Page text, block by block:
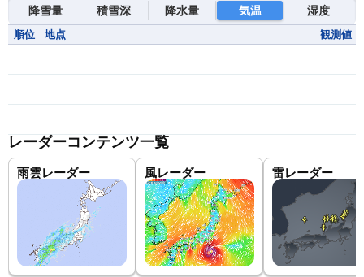
降雪量 積雪深 降水量 気温 湿度
順位 地点 観測値
レーダーコンテンツ一覧
雨雲レーダー 風レーダー 雷レーダー